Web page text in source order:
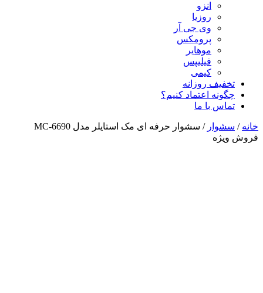
انزو
روزیا
وی جی آر
پرومکس
موهایر
فیلیپس
کیمی
تخفیف روزانه
چگونه اعتماد کنیم؟
تماس با ما
خانه / سشوار / سشوار حرفه ای مک استایلر مدل MC-6690
فروش ویژه